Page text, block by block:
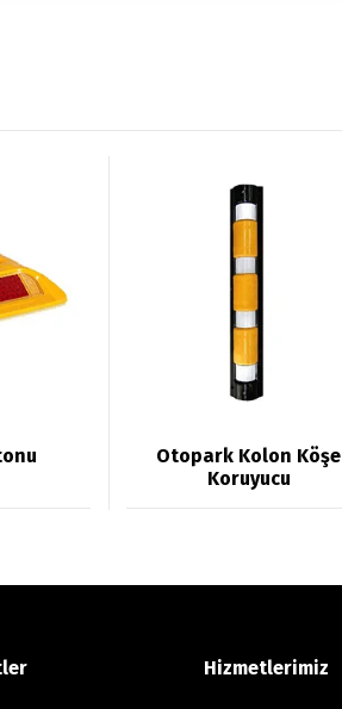
Otopark Kolon Köşe
Koruyucu
Hizmetlerimiz